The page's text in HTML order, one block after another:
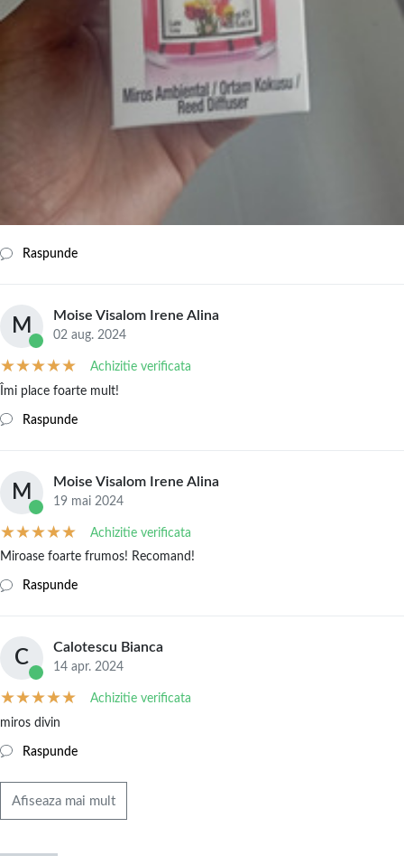
Raspunde
M Moise Visalom Irene Alina
02 aug. 2024
Achizitie verificata
Îmi place foarte mult!
Raspunde
M Moise Visalom Irene Alina
19 mai 2024
Achizitie verificata
Miroase foarte frumos! Recomand!
Raspunde
C Calotescu Bianca
14 apr. 2024
Achizitie verificata
miros divin
Raspunde
Afiseaza mai mult